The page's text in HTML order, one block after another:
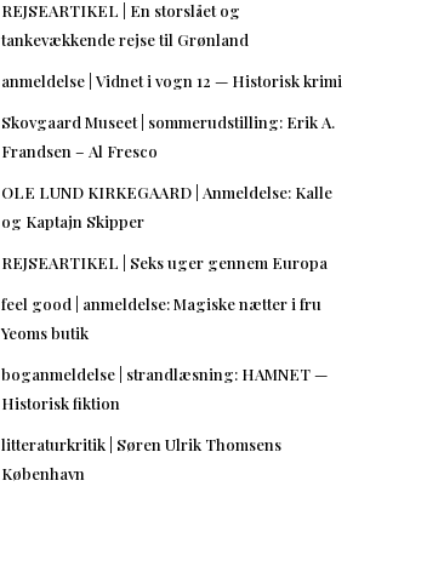
REJSEARTIKEL | En storslået og
tankevækkende rejse til Grønland
anmeldelse | Vidnet i vogn 12 — Historisk krimi
Skovgaard Museet | sommerudstilling: Erik A.
Frandsen – Al Fresco
OLE LUND KIRKEGAARD | Anmeldelse: Kalle
og Kaptajn Skipper
REJSEARTIKEL | Seks uger gennem Europa
feel good | anmeldelse: Magiske nætter i fru
Yeoms butik
boganmeldelse | strandlæsning: HAMNET —
Historisk fiktion
litteraturkritik | Søren Ulrik Thomsens
København